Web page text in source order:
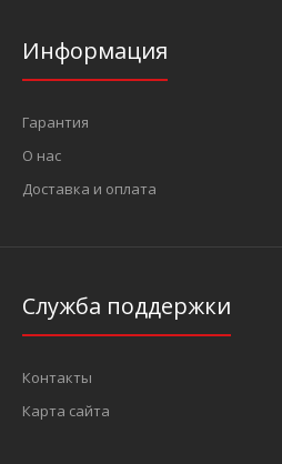
Информация
Гарантия
О нас
Доставка и оплата
Служба поддержки
Контакты
Карта сайта